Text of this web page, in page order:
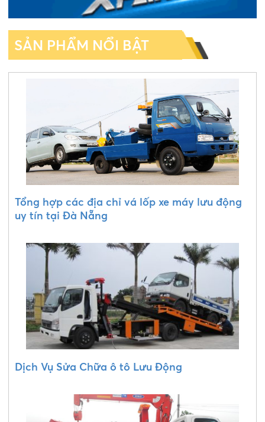
SẢN PHẨM NỔI BẬT
Tổng hợp các địa chỉ vá lốp xe máy lưu động
uy tín tại Đà Nẵng
Dịch Vụ Sửa Chữa ô tô Lưu Động